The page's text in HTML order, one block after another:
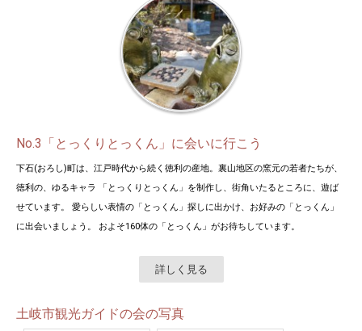
No.3「とっくりとっくん」に会いに行こう
下石(おろし)町は、江戸時代から続く徳利の産地。裏山地区の窯元の若者たちが、
徳利の、ゆるキャラ 「とっくりとっくん」を制作し、街角いたるところに、遊ば
せています。 愛らしい表情の「とっくん」探しに出かけ、お好みの「とっくん」
に出会いましょう。 およそ160体の「とっくん」がお待ちしています。
詳しく見る
土岐市観光ガイドの会の写真